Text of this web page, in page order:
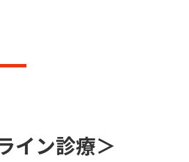
イン診療＞